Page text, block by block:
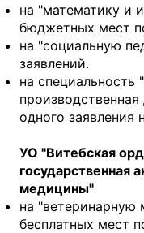
на "математику и
бюджетных мест
на "социальную
заявлений.
на специальность
одного заявления
УО "Витебская
государственная
медицины"
на "ветеринарную
бесплатных мест